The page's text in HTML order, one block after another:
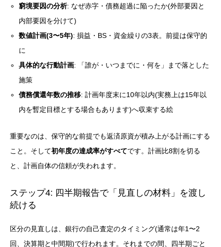
窮境要因の分析: なぜ赤字・債務超過に陥ったか(外部要因と
内部要因を分けて)
数値計画(3〜5年): 損益・BS・資金繰りの3表。前提は保守的
に
具体的な行動計画: 「誰が・いつまでに・何を」まで落とした
施策
債務償還年数の推移: 計画年度末に10年以内(実務上は15年以
内を暫定目標とする場合もあります)へ収束する絵
重要なのは、保守的な前提でも返済原資が積み上がる計画にする
こと。そして初年度の達成率がすべてです。計画比8割を切る
と、計画自体の信頼が失われます。
ステップ4: 四半期報告で「見直しの材料」を渡し
続ける
区分の見直しは、銀行の自己査定のタイミング(通常は年1〜2
回、決算期と中間期)で行われます。それまでの間、四半期ごと